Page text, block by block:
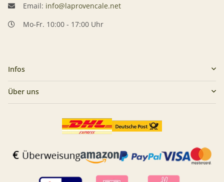
Email: info@laprovencale.net
Mo-Fr. 10:00 - 17:00 Uhr
Infos
Über uns